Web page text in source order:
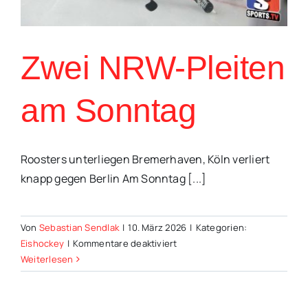
Zwei NRW-Pleiten
am Sonntag
Roosters unterliegen Bremerhaven, Köln verliert
knapp gegen Berlin Am Sonntag [...]
Von Sebastian Sendlak | 10. März 2026 | Kategorien:
Eishockey | Kommentare deaktiviertfür
NRW-
Weiterlesen